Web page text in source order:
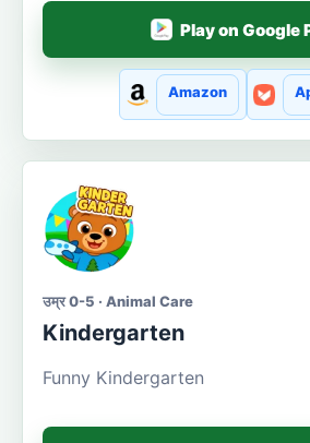
Play on Google
Amazon
उम्र 0-5 · Animal Care
Kindergarten
Funny Kindergarten